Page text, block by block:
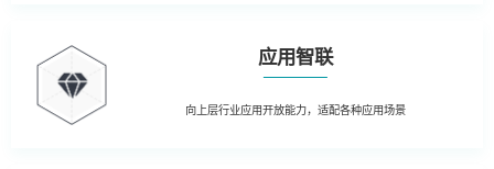
应用智联
向上层行业应用开放能力，适配各种应用场景